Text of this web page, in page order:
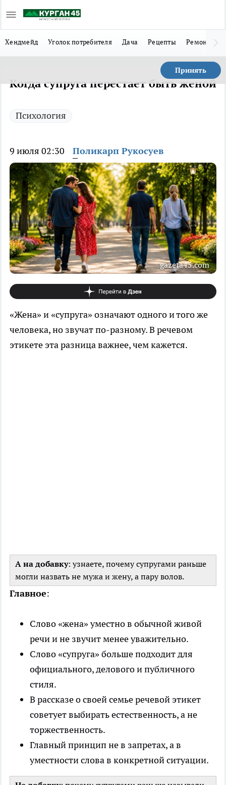
Хендмейд Уголок потребителя Дача Рецепты Ремонт
Принять
Когда супруга перестает быть женой
Психология
9 июля 02:30 Поликарп Рукосуев
gazeta45.com
«Жена» и «супруга» означают одного и того же
человека, но звучат по-разному. В речевом
этикете эта разница важнее, чем кажется.
А на добавку: узнаете, почему супругами раньше
могли назвать не мужа и жену, а пару волов.
Главное:
Слово «жена» уместно в обычной живой
речи и не звучит менее уважительно.
Слово «супруга» больше подходит для
официального, делового и публичного
стиля.
В рассказе о своей семье речевой этикет
советует выбирать естественность, а не
торжественность.
Главный принцип не в запретах, а в
уместности слова в конкретной ситуации.